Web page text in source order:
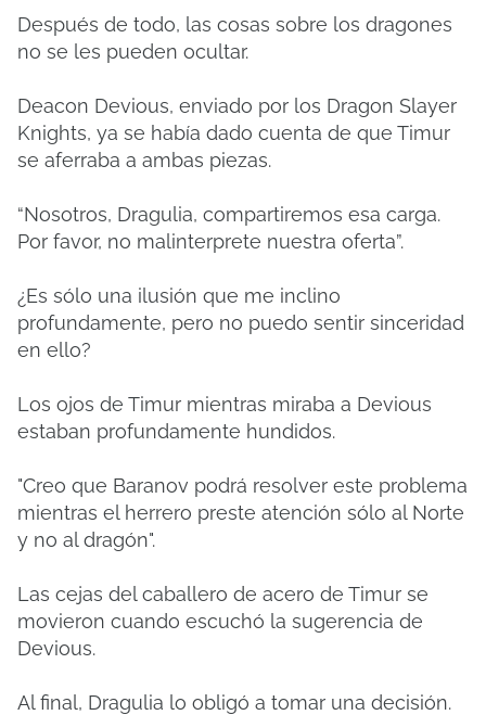
Después de todo, las cosas sobre los dragones
no se les pueden ocultar.
Deacon Devious, enviado por los Dragon Slayer
Knights, ya se había dado cuenta de que Timur
se aferraba a ambas piezas.
“Nosotros, Dragulia, compartiremos esa carga.
Por favor, no malinterprete nuestra oferta”.
¿Es sólo una ilusión que me inclino
profundamente, pero no puedo sentir sinceridad
en ello?
Los ojos de Timur mientras miraba a Devious
estaban profundamente hundidos.
"Creo que Baranov podrá resolver este problema
mientras el herrero preste atención sólo al Norte
y no al dragón".
Las cejas del caballero de acero de Timur se
movieron cuando escuchó la sugerencia de
Devious.
Al final, Dragulia lo obligó a tomar una decisión.